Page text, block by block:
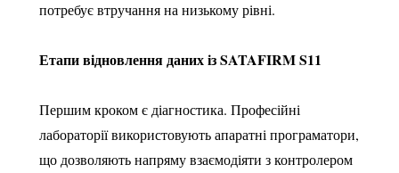
потребує втручання на низькому рівні.
Етапи відновлення даних із SATAFIRM S11
Першим кроком є діагностика. Професійні
лабораторії використовують апаратні програматори,
що дозволяють напряму взаємодіяти з контролером